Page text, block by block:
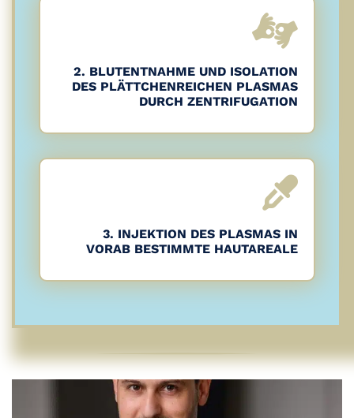
2. BLUTENTNAHME UND ISOLATION
DES PLÄTTCHENREICHEN PLASMAS
DURCH ZENTRIFUGATION
3. INJEKTION DES PLASMAS IN
VORAB BESTIMMTE HAUTAREALE